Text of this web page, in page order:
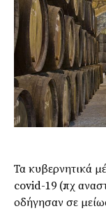
Τα κυβερνητικά
covid-19 (πχ
οδήγησαν σε